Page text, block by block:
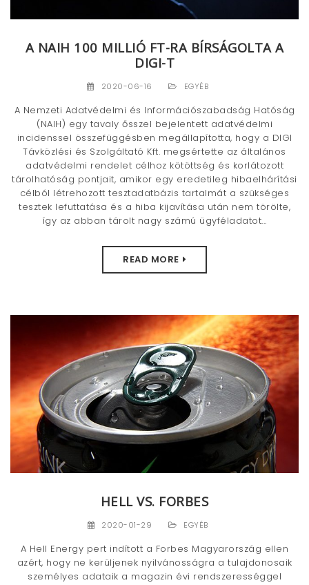
A NAIH 100 MILLIÓ FT-RA BÍRSÁGOLTA A
DIGI-T
2020-06-16 EGYÉB
A Nemzeti Adatvédelmi és Információszabadság Hatóság
(NAIH) egy tavaly ősszel bejelentett adatvédelmi
incidenssel összefüggésben megállapította, hogy a DIGI
Távközlési és Szolgáltató Kft. megsértette az általános
adatvédelmi rendelet célhoz kötöttség és korlátozott
tárolhatóság pontjait, amikor egy eredetileg hibaelhárítási
célból létrehozott tesztadatbázis tartalmát a szükséges
tesztek lefuttatása és a hiba kijavítása után nem törölte,
így az abban tárolt nagy számú ügyféladatot...
READ MORE
HELL VS. FORBES
2020-01-29 EGYÉB
A Hell Energy pert indított a Forbes Magyarország ellen
azért, hogy ne kerüljenek nyilvánosságra a tulajdonosaik
személyes adataik a magazin évi rendszerességgel